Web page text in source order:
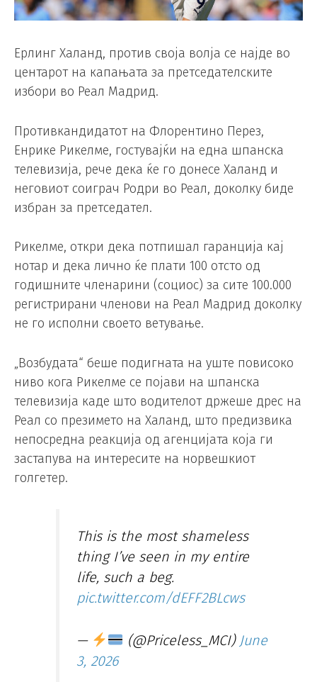
Ерлинг Халанд, против своја волја се најде во
центарот на капањата за претседателските
избори во Реал Мадрид.
Противкандидатот на Флорентино Перез,
Енрике Рикелме, гостувајќи на една шпанска
телевизија, рече дека ќе го донесе Халанд и
неговиот соиграч Родри во Реал, доколку биде
избран за претседател.
Рикелме, откри дека потпишал гаранција кај
нотар и дека лично ќе плати 100 отсто од
годишните членарини (социос) за сите 100.000
регистрирани членови на Реал Мадрид доколку
не го исполни своето ветување.
„Возбудата“ беше подигната на уште повисоко
ниво кога Рикелме се појави на шпанска
телевизија каде што водителот држеше дрес на
Реал со презимето на Халанд, што предизвика
непосредна реакција од агенцијата која ги
застапува на интересите на норвешкиот
голгетер.
This is the most shameless
thing I’ve seen in my entire
life, such a beg.
pic.twitter.com/dEFF2BLcws
— (@Priceless_MCI) June
3, 2026